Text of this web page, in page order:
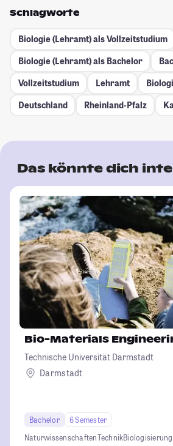
Schlagworte
Biologie (Lehramt) als Vollzeitstudium
Biologie (Lehramt) als Bachelor
Vollzeitstudium
Lehramt
Deutschland
Rheinland-Pfalz
Das könnte dich
Bio-Materials
Technische Universität Darmstadt
Darmstadt
Bachelor
6 Semester
NaturwissenschaftenTechnikBiologisierung